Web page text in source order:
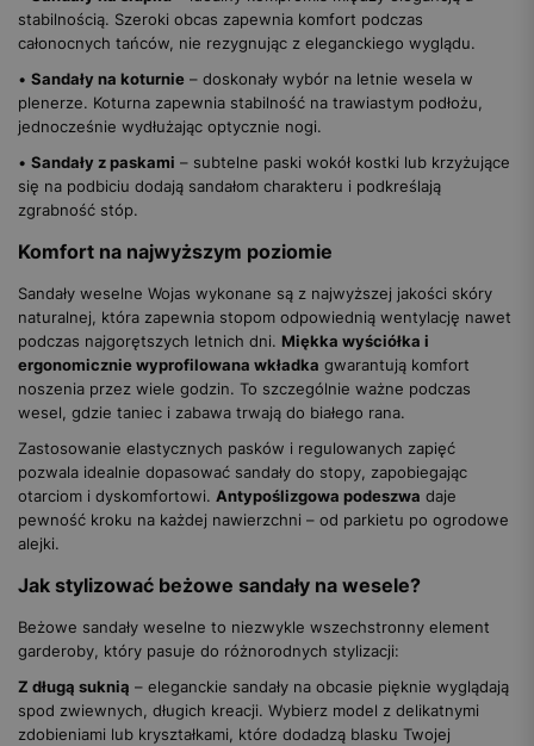
stabilnością. Szeroki obcas zapewnia komfort podczas
całonocnych tańców, nie rezygnując z eleganckiego wyglądu.
• Sandały na koturnie – doskonały wybór na letnie wesela w
plenerze. Koturna zapewnia stabilność na trawiastym podłożu,
jednocześnie wydłużając optycznie nogi.
• Sandały z paskami – subtelne paski wokół kostki lub krzyżujące
się na podbiciu dodają sandałom charakteru i podkreślają
zgrabność stóp.
Komfort na najwyższym poziomie
Sandały weselne Wojas wykonane są z najwyższej jakości skóry
naturalnej, która zapewnia stopom odpowiednią wentylację nawet
podczas najgorętszych letnich dni. Miękka wyściółka i
ergonomicznie wyprofilowana wkładka gwarantują komfort
noszenia przez wiele godzin. To szczególnie ważne podczas
wesel, gdzie taniec i zabawa trwają do białego rana.
Zastosowanie elastycznych pasków i regulowanych zapięć
pozwala idealnie dopasować sandały do stopy, zapobiegając
otarciom i dyskomfortowi. Antypoślizgowa podeszwa daje
pewność kroku na każdej nawierzchni – od parkietu po ogrodowe
alejki.
Jak stylizować beżowe sandały na wesele?
Beżowe sandały weselne to niezwykle wszechstronny element
garderoby, który pasuje do różnorodnych stylizacji:
Z długą suknią – eleganckie sandały na obcasie pięknie wyglądają
spod zwiewnych, długich kreacji. Wybierz model z delikatnymi
zdobieniami lub kryształkami, które dodadzą blasku Twojej